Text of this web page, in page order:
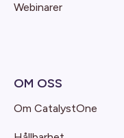
Webinarer
OM OSS
Om CatalystOne